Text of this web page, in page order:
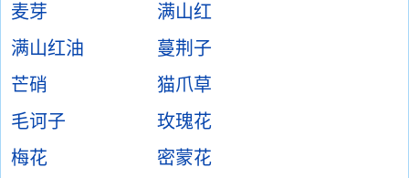
麦芽
满山红
满山红油
蔓荆子
芒硝
猫爪草
毛诃子
玫瑰花
梅花
密蒙花